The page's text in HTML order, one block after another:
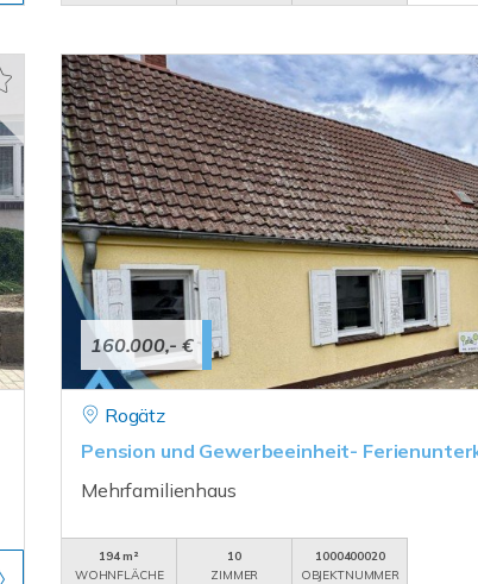
160.000,- €
Rogätz
Pension und Gewerbeeinheit-
Mehrfamilienhaus
194 m²
WOHNFLÄCHE
10
ZIMMER
1000400020
OBJEKTNUMMER